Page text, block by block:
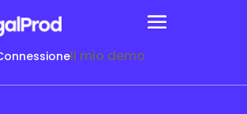
Il mio demo